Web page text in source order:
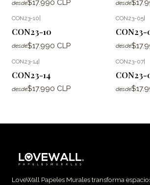
desde$17.990 CLP desde
CON23-10
CON23-10
desde$17.990 CLP
CON23-05
CON23-
desde
CON23-14|
CON23-14
desde$17.990 CLP
CON23-07|
CON23-
desde
LoveWall Papeles Murales transforma